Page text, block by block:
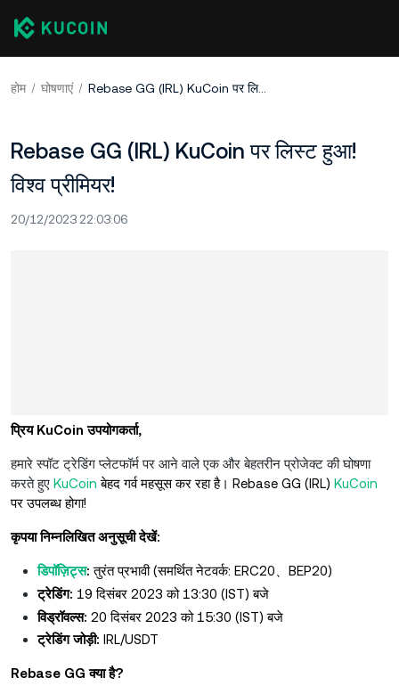
होम घोषणाएं Rebase GG (IRL) KuCoin पर लिस्ट हुआ! विश्व प्रीमियर!
Rebase GG (IRL) KuCoin पर लिस्ट हुआ!
विश्व प्रीमियर!
20/12/2023 22:03:06
प्रिय KuCoin उपयोगकर्ता,
हमारे स्पॉट ट्रेडिंग प्लेटफॉर्म पर आने वाले एक और बेहतरीन प्रोजेक्ट की घोषणा
करते हुए KuCoin बेहद गर्व महसूस कर रहा है। Rebase GG (IRL) KuCoin
पर उपलब्ध होगा!
कृपया निम्नलिखित अनुसूची देखें:
डिपॉज़िट्स:तुरंत प्रभावी (समर्थित नेटवर्क: ERC20、BEP20)
ट्रेडिंग: 19 दिसंबर 2023 को 13:30 (IST) बजे
विड्रॉवल्स: 20 दिसंबर 2023 को 15:30 (IST) बजे
ट्रेडिंग जोड़ी: IRL/USDT
Rebase GG क्या है?